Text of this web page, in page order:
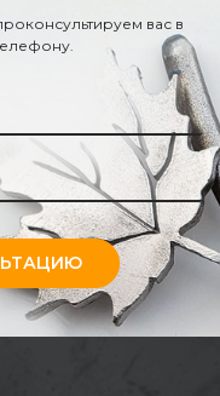
вас в